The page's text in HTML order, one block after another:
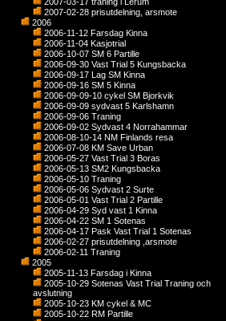
2007-02-28 prisutdelning, arsmote
2006
2006-11-12 Farsdag Kinna
2006-11-04 Kasjotrial
2006-10-07 SM 6 Partille
2006-09-30 Vast Trial 5 Kungsbacka
2006-09-17 Lag SM Kinna
2006-09-16 SM 5 Kinna
2006-09-09-10 cykel SM Bjorkvik
2006-09-09 sydvast 5 Karlshamn
2006-09-06 Traning
2006-09-02 Sydvast 4 Norrahammar
2006-08-10-14 NM Finlands resa
2006-07-08 KM Save Urban
2006-05-27 Vast Trial 3 Boras
2006-05-13 SM2 Kungsbacka
2006-05-10 Traning
2006-05-06 Sydvast 2 Surte
2006-05-01 Vast Trial 2 Partille
2006-04-29 Syd vast 1 Kinna
2006-04-22 SM 1 Sotenas
2006-04-17 Pask Vast Trial 1 Sotenas
2006-02-27 prisutdelning ,arsmote
2006-02-11 Traning
2005
2005-11-13 Farsdag i Kinna
2005-10-29 Sotenas Vast Trial Traning och
avslutning
2005-10-23 KM cykel & MC
2005-10-22 RM Partille